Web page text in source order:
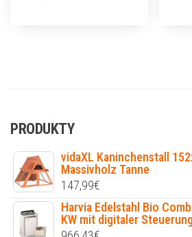
PRODUKTY
vidaXL Kaninchenstall
Massivholz Tanne
147,99€
Harvia Edelstahl Bio
KW mit digitaler